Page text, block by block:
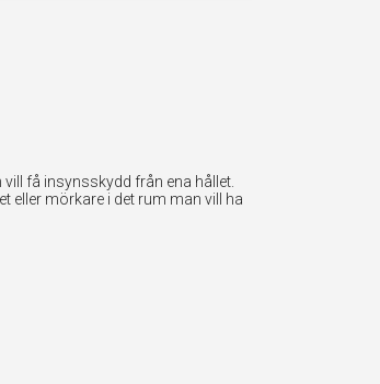
få insynsskydd från ena hållet.
eller mörkare i det rum man vill ha